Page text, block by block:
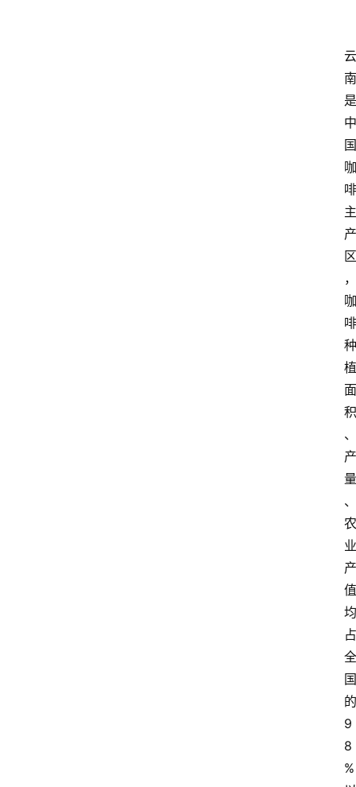
云
南
是
中
国
咖
啡
主
产
区
，
咖
啡
种
植
面
积
、
产
量
、
农
业
产
值
均
占
全
国
的
9
8
%